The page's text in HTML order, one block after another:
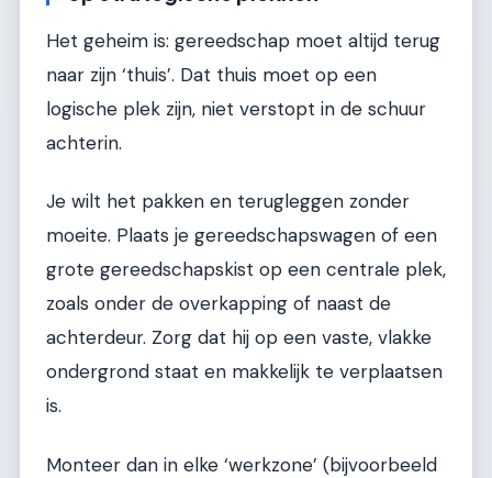
Het geheim is: gereedschap moet altijd terug
naar zijn ‘thuis’. Dat thuis moet op een
logische plek zijn, niet verstopt in de schuur
achterin.
Je wilt het pakken en terugleggen zonder
moeite. Plaats je gereedschapswagen of een
grote gereedschapskist op een centrale plek,
zoals onder de overkapping of naast de
achterdeur. Zorg dat hij op een vaste, vlakke
ondergrond staat en makkelijk te verplaatsen
is.
Monteer dan in elke ‘werkzone’ (bijvoorbeeld